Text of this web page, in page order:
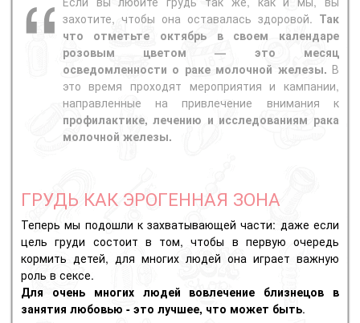
захотите, чтобы она оставалась здоровой. Так
что отметьте октябрь в своем календаре
розовым цветом — это месяц
осведомленности о раке молочной железы. В
это время проходят мероприятия и кампании,
направленные на привлечение внимания к
профилактике, лечению и исследованиям рака
молочной железы.
ГРУДЬ КАК ЭРОГЕННАЯ ЗОНА
Теперь мы подошли к захватывающей части: даже если
цель груди состоит в том, чтобы в первую очередь
кормить детей, для многих людей она играет важную
роль в сексе.
Для очень многих людей вовлечение близнецов в
занятия любовью - это лучшее, что может быть.